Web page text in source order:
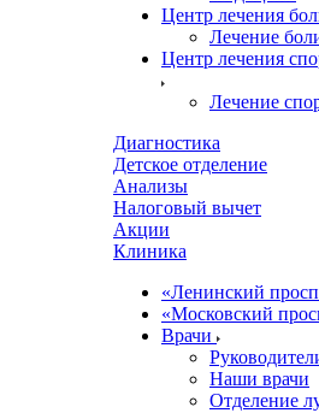
Центр лечения
Лечение
Центр лечения
Лечение
Диагностика
Детское отделение
Анализы
Налоговый вычет
Акции
Клиника
«Ленинский
«Московский
Врачи
Наши врачи
Отделение